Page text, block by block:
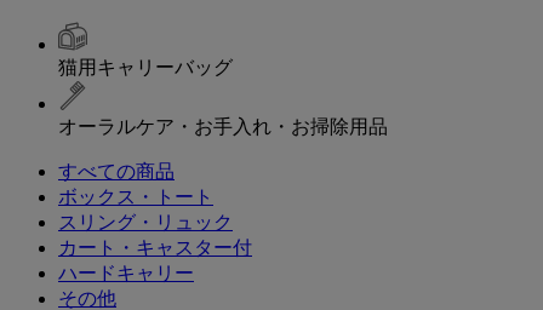
猫用キャリーバッグ
オーラルケア・お手入れ・お掃除用品
すべての商品
ボックス・トート
スリング・リュック
カート・キャスター付
ハードキャリー
その他